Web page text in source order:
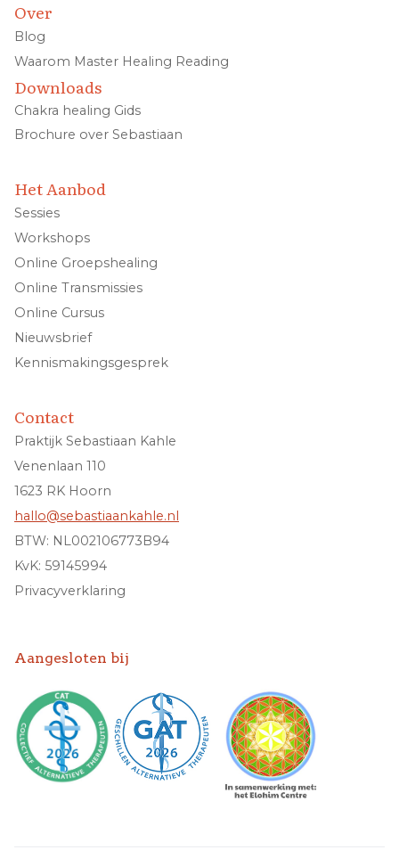
Over
Blog
Waarom Master Healing Reading
Downloads
Chakra healing Gids
Brochure over Sebastiaan
Het Aanbod
Sessies
Workshops
Online Groepshealing
Online Transmissies
Online Cursus
Nieuwsbrief
Kennismakingsgesprek
Contact
Praktijk Sebastiaan Kahle
Venenlaan 110
1623 RK Hoorn
hallo@sebastiaankahle.nl
BTW: NL002106773B94
KvK: 59145994
Privacyverklaring
Aangesloten bij